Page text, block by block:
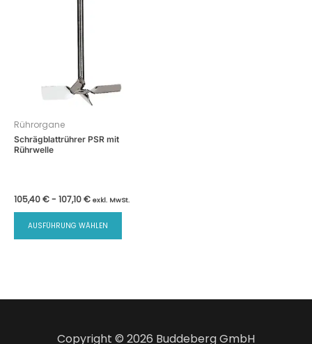
Rührorgane
Schrägblattrührer PSR mit
Rührwelle
105,40€- 107,10€ exkl. MwSt.
AUSFÜHRUNG WÄHLEN
Dieses
auf.
Copyright © 2026 Buddeberg GmbH